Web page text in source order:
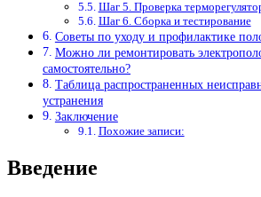
Шаг 5. Проверка
Шаг 6. Сборка и тестирование
Советы по уходу и профилактике
Можно ли ремонтировать
самостоятельно?
Таблица распространенных
устранения
Заключение
Похожие записи:
Введение